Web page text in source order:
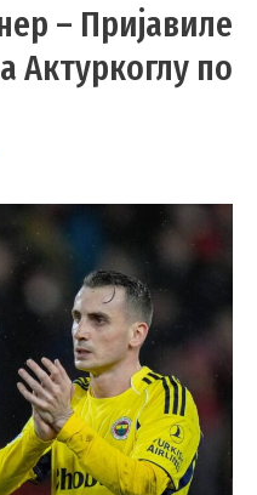
– Пријавиле
Актуркоглу по